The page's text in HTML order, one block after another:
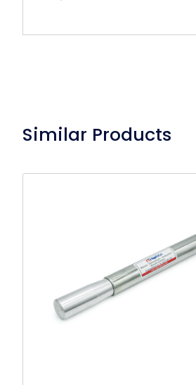
Similar Products